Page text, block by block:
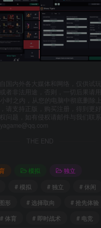
国内外各大媒体和网络，仅供试玩
者非法用途，否则，一切后果请
时之内，从您的电脑中彻底删除
请支持正版，购买注册，得到更
问题，如有侵权请邮件与我们联系
THE END
模拟
独立
# 模拟 # 独立 # 休闲
形 # 选择取向
# 抢先体验
# 体育 # 即时战术
# 电竞